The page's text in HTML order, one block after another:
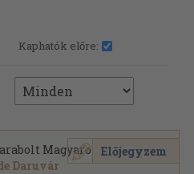
Kaphatók előre:
Magyarország
Daruvár
Előjegyzem